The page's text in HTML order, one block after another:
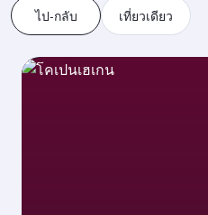
ไป-กลับ เที่ยวเดียว